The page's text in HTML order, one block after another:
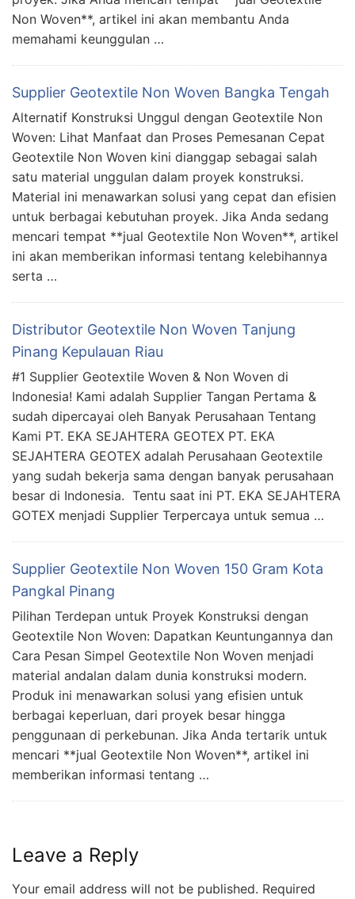
Non Woven**, artikel ini akan membantu Anda
memahami keunggulan …
Supplier Geotextile Non Woven Bangka Tengah
Alternatif Konstruksi Unggul dengan Geotextile Non
Woven: Lihat Manfaat dan Proses Pemesanan Cepat
Geotextile Non Woven kini dianggap sebagai salah
satu material unggulan dalam proyek konstruksi.
Material ini menawarkan solusi yang cepat dan efisien
untuk berbagai kebutuhan proyek. Jika Anda sedang
mencari tempat **jual Geotextile Non Woven**, artikel
ini akan memberikan informasi tentang kelebihannya
serta …
Distributor Geotextile Non Woven Tanjung
Pinang Kepulauan Riau
#1 Supplier Geotextile Woven & Non Woven di
Indonesia! Kami adalah Supplier Tangan Pertama &
sudah dipercayai oleh Banyak Perusahaan Tentang
Kami PT. EKA SEJAHTERA GEOTEX PT. EKA
SEJAHTERA GEOTEX adalah Perusahaan Geotextile
yang sudah bekerja sama dengan banyak perusahaan
besar di Indonesia. Tentu saat ini PT. EKA SEJAHTERA
GOTEX menjadi Supplier Terpercaya untuk semua …
Supplier Geotextile Non Woven 150 Gram Kota
Pangkal Pinang
Pilihan Terdepan untuk Proyek Konstruksi dengan
Geotextile Non Woven: Dapatkan Keuntungannya dan
Cara Pesan Simpel Geotextile Non Woven menjadi
material andalan dalam dunia konstruksi modern.
Produk ini menawarkan solusi yang efisien untuk
berbagai keperluan, dari proyek besar hingga
penggunaan di perkebunan. Jika Anda tertarik untuk
mencari **jual Geotextile Non Woven**, artikel ini
memberikan informasi tentang …
Leave a Reply
Your email address will not be published. Required